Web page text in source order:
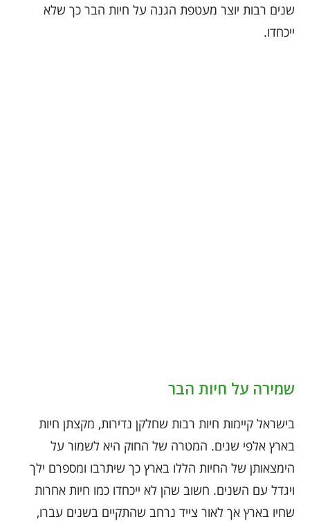
שנים רבות יוצר מעטפת הגנה על חיות הבר כך שלא
ייכחדו.
שמירה על חיות הבר
בישראל קיימות חיות רבות שחלקן נדירות, מקצתן חיות
בארץ אלפי שנים. המטרה של החוק היא לשמור על
הימצאותן של החיות הללו בארץ כך שיתרבו ומספרם ילך
ויגדל עם השנים. חשוב שהן לא ייכחדו כמו חיות אחרות
שחיו בארץ אך לאור צייד נרחב שהתקיים בשנים עברו,